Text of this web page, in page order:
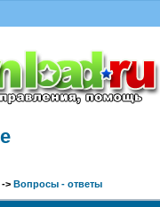
-> Вопросы - ответы